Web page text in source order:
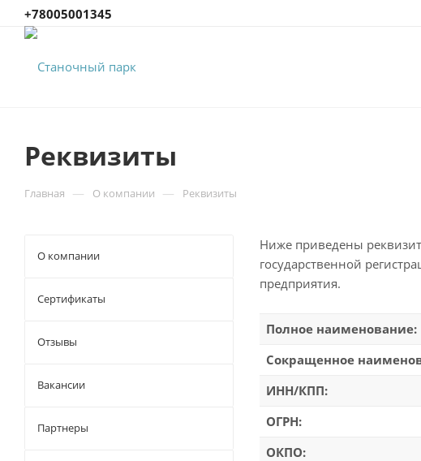
+78005001345
Реквизиты
Главная — О компании — Реквизиты
Ниже приведены
государственной
предприятия.
Полное наименование:
Сокращенное
ИНН/КПП:
ОГРН:
ОКПО:
О компании
Сертификаты
Отзывы
Вакансии
Партнеры